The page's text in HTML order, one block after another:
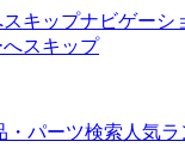
スキップナビゲーシ
スキップ
・パーツ検索 人気